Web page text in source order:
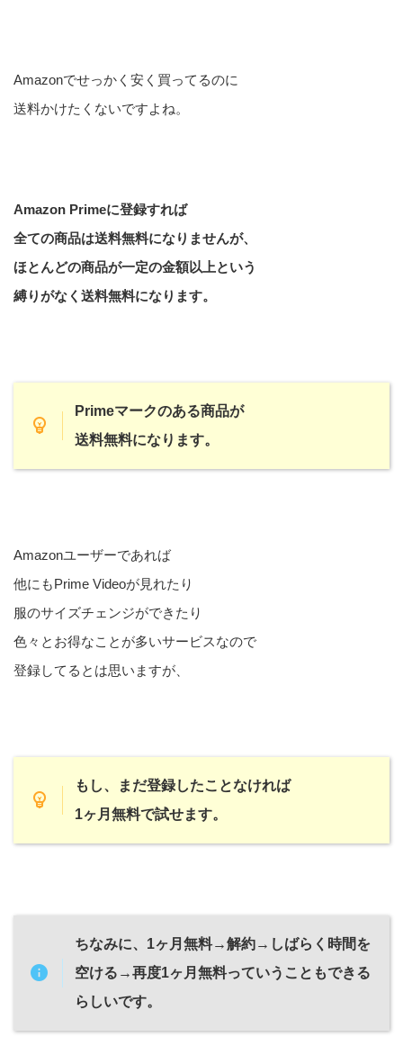
Amazonでせっかく安く買ってるのに
送料かけたくないですよね。
Amazon Primeに登録すれば
全ての商品は送料無料になりませんが、
ほとんどの商品が一定の金額以上という
縛りがなく送料無料になります。
Primeマークのある商品が
送料無料になります。
Amazonユーザーであれば
他にもPrime Videoが見れたり
服のサイズチェンジができたり
色々とお得なことが多いサービスなので
登録してるとは思いますが、
もし、まだ登録したことなければ
1ヶ月無料で試せます。
ちなみに、1ヶ月無料→解約→しばらく時間を
空ける→再度1ヶ月無料っていうこともできる
らしいです。